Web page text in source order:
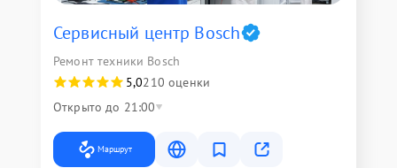
Сервисный центр Bosch
Ремонт техники Bosch
5,0210 оценки
Открыто до 21:00
Маршрут